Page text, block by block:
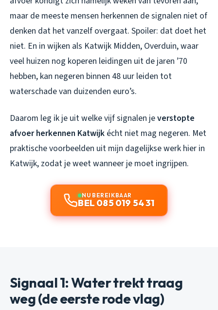
maar de meeste mensen herkennen de signalen niet of
denken dat het vanzelf overgaat. Spoiler: dat doet het
niet. En in wijken als Katwijk Midden, Overduin, waar
veel huizen nog koperen leidingen uit de jaren ’70
hebben, kan negeren binnen 48 uur leiden tot
waterschade van duizenden euro’s.
Daarom leg ik je uit welke vijf signalen jeverstopte
afvoer herkennen Katwijk écht niet mag negeren. Met
praktische voorbeelden uit mijn dagelijkse werk hier in
Katwijk, zodat je weet wanneer je moet ingrijpen.
NU BEREIKBAAR
BEL 085 019 54 31
Signaal 1: Water trekt traag
weg (de eerste rode vlag)